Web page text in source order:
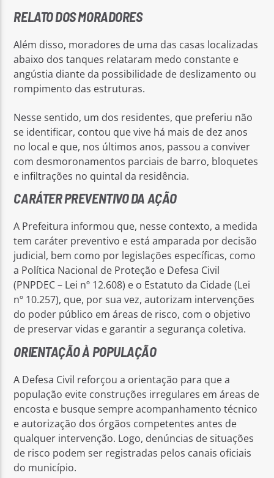
RELATO DOS MORADORES
Além disso, moradores de uma das casas localizadas
abaixo dos tanques relataram medo constante e
angústia diante da possibilidade de deslizamento ou
rompimento das estruturas.
Nesse sentido, um dos residentes, que preferiu não
se identificar, contou que vive há mais de dez anos
no local e que, nos últimos anos, passou a conviver
com desmoronamentos parciais de barro, bloquetes
e infiltrações no quintal da residência.
CARÁTER PREVENTIVO DA AÇÃO
A Prefeitura informou que, nesse contexto, a medida
tem caráter preventivo e está amparada por decisão
judicial, bem como por legislações específicas, como
a Política Nacional de Proteção e Defesa Civil
(PNPDEC – Lei nº 12.608) e o Estatuto da Cidade (Lei
nº 10.257), que, por sua vez, autorizam intervenções
do poder público em áreas de risco, com o objetivo
de preservar vidas e garantir a segurança coletiva.
ORIENTAÇÃO À POPULAÇÃO
A Defesa Civil reforçou a orientação para que a
população evite construções irregulares em áreas de
encosta e busque sempre acompanhamento técnico
e autorização dos órgãos competentes antes de
qualquer intervenção. Logo, denúncias de situações
de risco podem ser registradas pelos canais oficiais
do município.